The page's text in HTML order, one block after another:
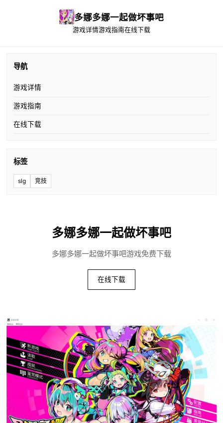
多娜多娜一起做坏事吧
游戏详情游戏指南在线下载
导航
游戏详情
游戏指南
在线下载
标签
slg 竞技
多娜多娜一起做坏事吧
多娜多娜一起做坏事吧游戏免费下载
在线下载